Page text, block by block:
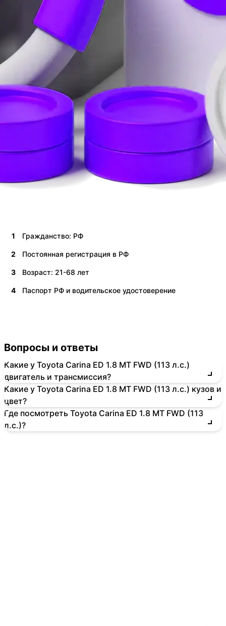
1 Гражданство: РФ
2 Постоянная регистрация в РФ
3 Возраст: 21-68 лет
4 Паспорт РФ и водительское удостоверение
Вопросы и ответы
Какие у Toyota Carina ED 1.8 MT FWD (113 л.с.)
двигатель и трансмиссия?
Какие у Toyota Carina ED 1.8 MT FWD (113 л.с.) кузов и
цвет?
Где посмотреть Toyota Carina ED 1.8 MT FWD (113
л.с.)?